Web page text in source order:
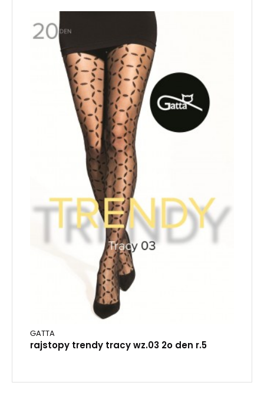
GATTA
rajstopy trendy tracy wz.03 2o den r.5